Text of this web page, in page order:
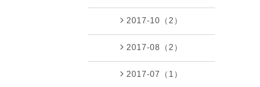
2017-10（2）
2017-08（2）
2017-07（1）